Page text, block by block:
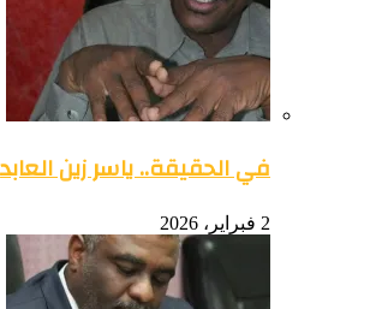
في الحقيقة.. ياسر زين
2 فبراير، 2026